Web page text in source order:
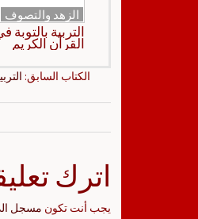
الزهد والتصوف
التربية
القرآن الكريم
الكتاب السابق:
اترك
يجب أنت تكون مسجل